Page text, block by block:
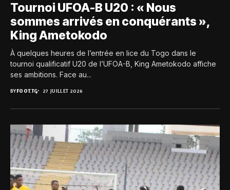
Tournoi UFOA-B U20 : « Nous
sommes arrivés en conquérants »,
King Ametokodo
À quelques heures de l’entrée en lice du Togo dans le
tournoi qualificatif U20 de l’UFOA-B, King Ametokodo affiche
ses ambitions. Face au...
BYFOOT.TG 27 JUILLET 2026